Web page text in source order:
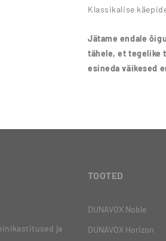
Klassikalise
Jätame endale
tähele, et tegelike
esineda väikesed
ja
TOOTED
DUNAVOX Noble
DUNAVOX Horizon